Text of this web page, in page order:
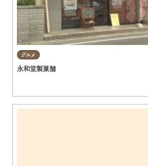
グルメ
永和堂製菓舗